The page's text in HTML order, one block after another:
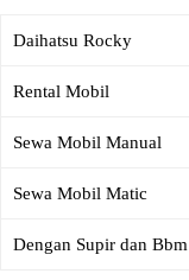
Daihatsu Rocky
Rental Mobil
Sewa Mobil Manual
Sewa Mobil Matic
Dengan Supir dan Bbm